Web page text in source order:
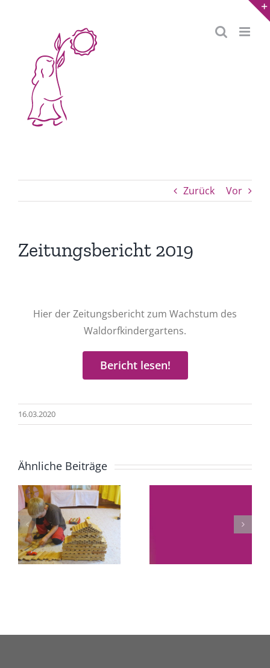
Zurück Vor
Zeitungsbericht 2019
Hier der Zeitungsbericht zum Wachstum des
Waldorfkindergartens.
Bericht lesen!
16.03.2020
Ähnliche Beiträge
Impäd 20
– „Die
Einschulungsuntersuchung
(ESU) im
vorletzten